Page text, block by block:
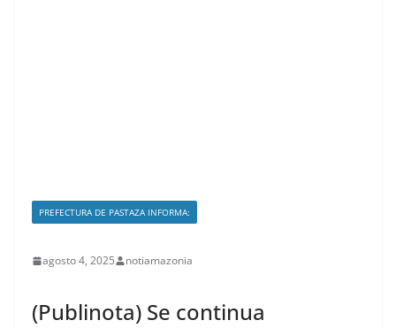
PREFECTURA DE PASTAZA INFORMA:
agosto 4, 2025 notiamazonia
(Publinota) Se continua